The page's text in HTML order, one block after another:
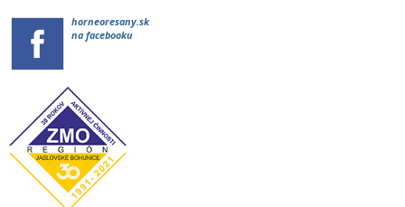
horneoresany.sk
na facebooku